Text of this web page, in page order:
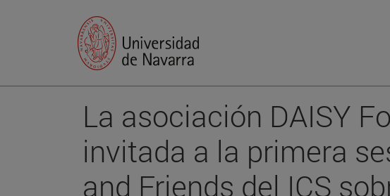
La asociación DAISY
invitada a la primera
and Friends del ICS